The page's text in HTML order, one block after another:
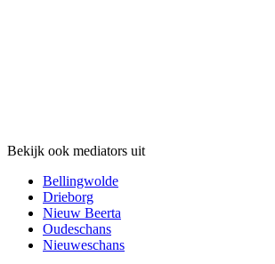
Bekijk ook mediators uit
Bellingwolde
Drieborg
Nieuw Beerta
Oudeschans
Nieuweschans